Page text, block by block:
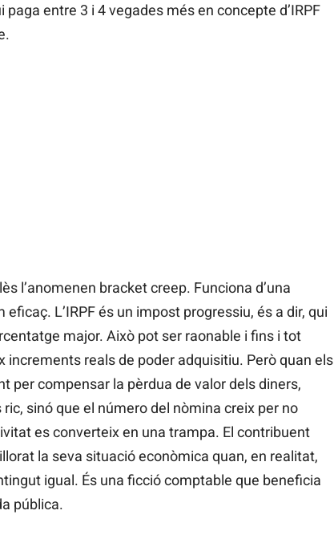
entre 3 i 4 vegades més en concepte d’IRPF
l’anomenen bracket creep. Funciona d’una
L’IRPF és un impost progressiu, és a dir, qui
major. Això pot ser raonable i fins i tot
increments reals de poder adquisitiu. Però quan els
per compensar la pèrdua de valor dels diners,
sinó que el número del nòmina creix per no
es converteix en una trampa. El contribuent
la seva situació econòmica quan, en realitat,
igual. És una ficció comptable que beneficia
pública.